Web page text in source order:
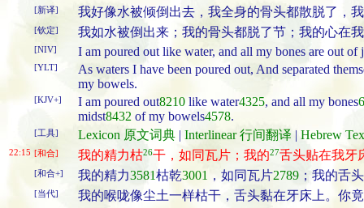
[新译] 我好像水被倾倒出去，我全身的骨头都散脱了，
[钦定] 我如水被倒出来；我的骨头都脱了节；我的心在
[NIV] I am poured out like water, and all my bones are out
[YLT]
As waters I have been poured out, And separated
my bowels.
[KJV+] I am poured out8210 like water4325, and all my bones
midst8432 of my bowels4578.
[工具] Lexicon 原文词典 | Interlinear 行间翻译 | Hebrew
22:15 [和合] 我的精力枯26干，如同瓦片；我的27舌头贴在我牙
[和合+] 我的精力3581枯乾3001 ，如同瓦片2789 ；我的舌头
[当代] 我的喉咙像尘土一样枯干，舌头黏在牙床上。你